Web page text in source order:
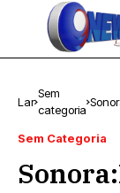
Lar
Sem
categoria
Sem Categoria